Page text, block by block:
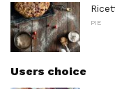
PIE
Users choice